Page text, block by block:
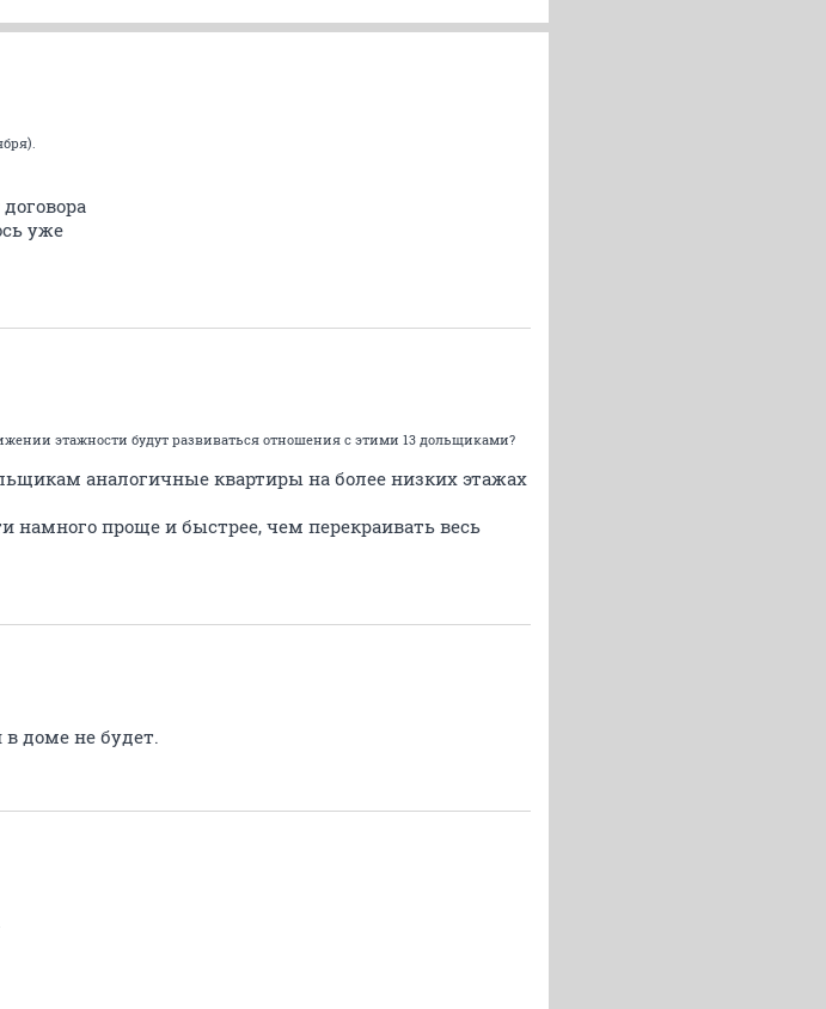
уже
этажности будут развиваться отношения с этими 13 дольщиками?
аналогичные квартиры на более низких этажах
намного проще и быстрее, чем перекраивать весь
в доме не будет.